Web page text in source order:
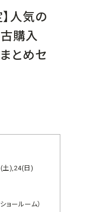
人気の
購入
とめセ
土),24(日)
ョールーム）